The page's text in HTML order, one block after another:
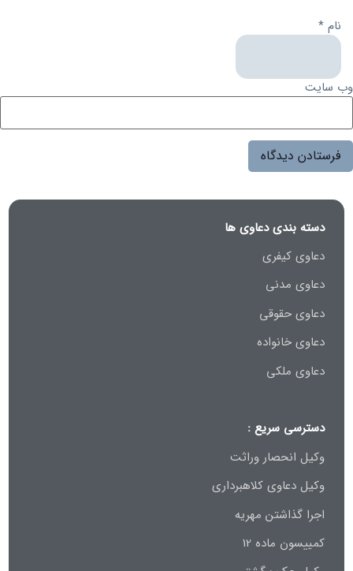
نام *
وب‌ سایت
دسته بندی دعاوی ها
دعاوی کیفری
دعاوی مدنی
دعاوی حقوقی
دعاوی خانواده
دعاوی ملکی
دسترسی سریع :
وکیل انحصار وراثت
وکیل دعاوی کلاهبرداری
اجرا گذاشتن مهریه
کمییسون ماده 12